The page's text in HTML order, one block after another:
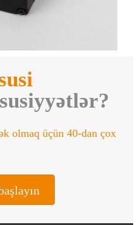
olmaq üçün 40-dan çox